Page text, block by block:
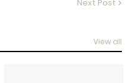
Next Post
View all